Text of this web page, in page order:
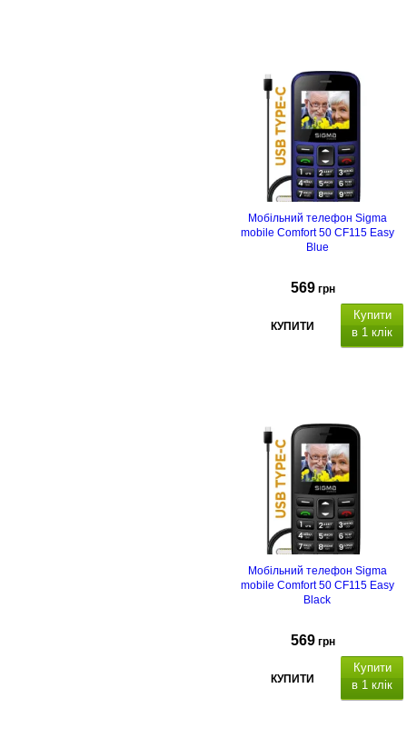
SMS,ліхтарик
Li-Ion, 1000
Роз'єм для заряджання USB
Type C.
Мобільний телефон Sigma
mobile Comfort 50 CF115 Easy
Blue
569 грн
КУПИТИ
Купити
в 1 клік
SMS,ліхтарик
Li-Ion, 1000
Роз'єм для заряджання USB
Type C.
Мобільний телефон Sigma
mobile Comfort 50 CF115 Easy
Black
569 грн
КУПИТИ
Купити
в 1 клік